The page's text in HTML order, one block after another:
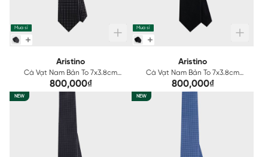
Mua sỉ
Aristino
Cà Vạt Nam Bản To 7x3.8cm
Aristino ATI0010S2
800,000₫
Mua sỉ
Aristino
Cà Vạt Nam Bản To 7x3.8cm
Aristino ATI0020S2
800,000₫
NEW NEW